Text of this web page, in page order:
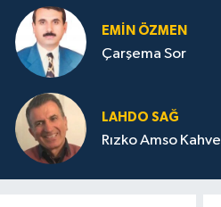
EMIN ÖZMEN
Çarşema Sor
LAHDO SAĞ
Rızko Amso